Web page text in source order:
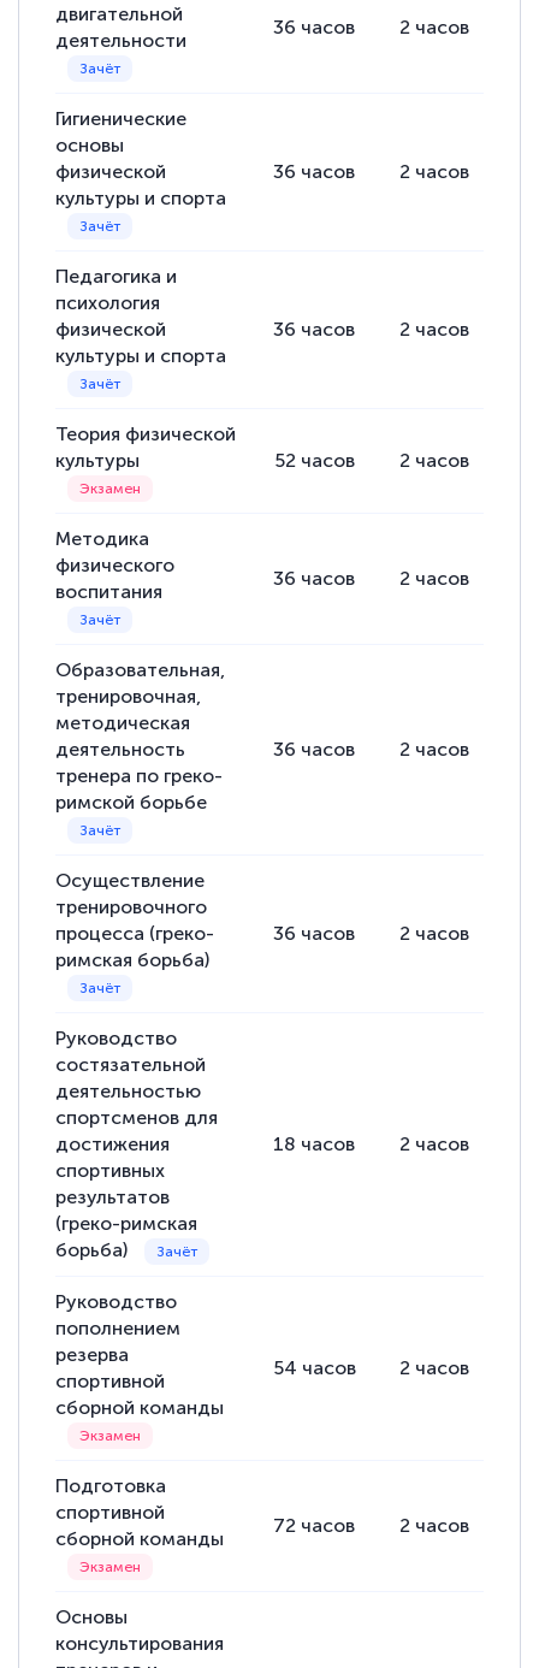
двигательной
деятельности
36 часов 2 часов
Гигиенические
основы
физической
культуры и спорта
36 часов 2 часов
Педагогика и
психология
физической
культуры и спорта
36 часов 2 часов
Теория физической
культуры
52 часов 2 часов
Методика
физического
воспитания
36 часов 2 часов
Образовательная,
тренировочная,
методическая
деятельность
тренера по греко-
римской борьбе
36 часов 2 часов
Осуществление
тренировочного
процесса (греко-
римская борьба)
36 часов 2 часов
Руководство
состязательной
деятельностью
спортсменов для
достижения
спортивных
результатов
(греко-римская
борьба)
18 часов 2 часов
Руководство
пополнением
резерва
спортивной
сборной команды
54 часов 2 часов
Подготовка
спортивной
сборной команды
72 часов 2 часов
Основы
консультирования